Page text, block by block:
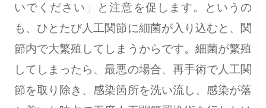
いでください」と注意を促します。というの
も、ひとたび人工関節に細菌が入り込むと、関
節内で大繁殖してしまうからです。細菌が繁殖
してしまったら、最悪の場合、再手術で人工関
節を取り除き、感染箇所を洗い流し、感染が落